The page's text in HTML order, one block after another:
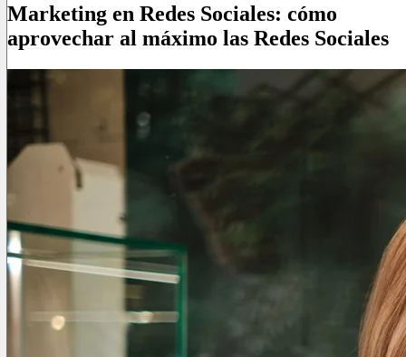
Marketing en Redes Sociales: cómo
aprovechar al máximo las Redes Sociales